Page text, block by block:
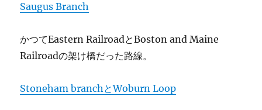
Saugus Branch
かつてEastern RailroadとBoston and Maine
Railroadの架け橋だった路線。
Stoneham branchとWoburn Loop